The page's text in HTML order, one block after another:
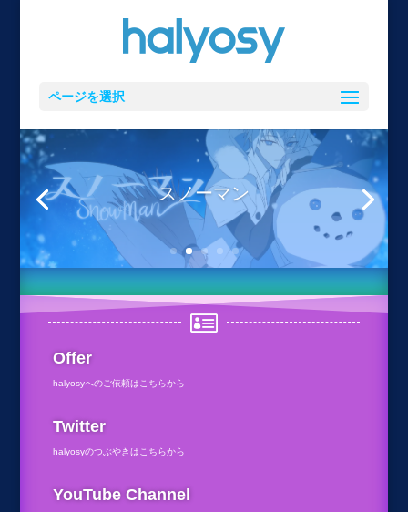
ページを選択
スノーマン

Offer
halyosyへのご依頼はこちらから
Twitter
halyosyのつぶやきはこちらから
YouTube Channel